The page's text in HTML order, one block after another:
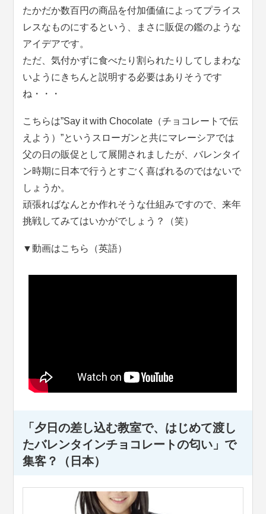
たかだか数百円の商品を付加価値によってプライス
レスなものにするという、まさに販促の鑑のような
アイデアです。
ただ、気付かずに食べたり割られたりしてしまわな
いようにきちんと説明する必要はありそうです
ね・・・
こちらは”Say it with Chocolate（チョコレートで伝
えよう）”というスローガンと共にマレーシアでは
父の日の販促として展開されましたが、バレンタイ
ン時期に日本で行うとすごく喜ばれるのではないで
しょうか。
頑張ればなんとか作れそうな仕組みですので、来年
挑戦してみてはいかがでしょう？（笑）
▼動画はこちら（英語）
「夕日の差し込む教室で、はじめて渡し
たバレンタインチョコレートの匂い」で
集客？（日本）